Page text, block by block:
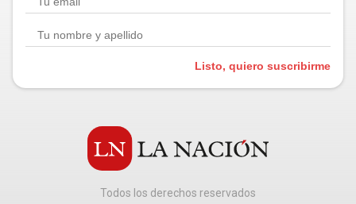
Listo, quiero suscribirme
Todos los derechos reservados